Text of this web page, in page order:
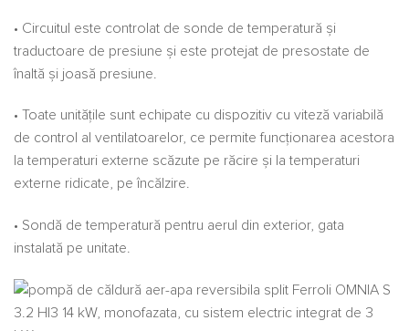
• Circuitul este controlat de sonde de temperatură și
traductoare de presiune și este protejat de presostate de
înaltă și joasă presiune.
• Toate unitățile sunt echipate cu dispozitiv cu viteză variabilă
de control al ventilatoarelor, ce permite funcționarea acestora
la temperaturi externe scăzute pe răcire și la temperaturi
externe ridicate, pe încălzire.
• Sondă de temperatură pentru aerul din exterior, gata
instalată pe unitate.